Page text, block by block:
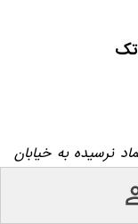
نرسیده به خیابان